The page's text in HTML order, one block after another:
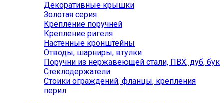
Декоративные крышки
Золотая серия
Крепление поручней
Крепление ригеля
Настенные кронштейны
Отводы, шарниры, втулки
Поручни из нержавеющей стали, ПВХ, дуб, бук
Стеклодержатели
Стоики ограждений, фланцы, крепления
перил